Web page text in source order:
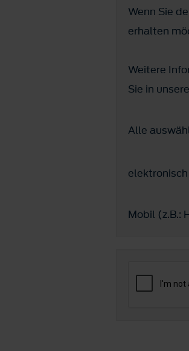
Wenn Sie
erhalten
Weitere
Sie in
Alle
Mobil (z.B.: